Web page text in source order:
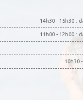
14h30 - 15h30 :
11h00 - 12h00 :
10h30